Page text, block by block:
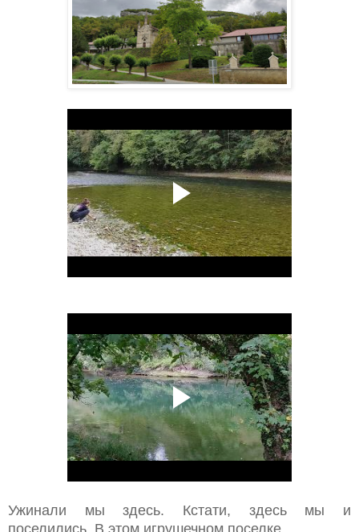
Ужинали мы здесь. Кстати, здесь мы и
поселились. В этом игрушечном поселке